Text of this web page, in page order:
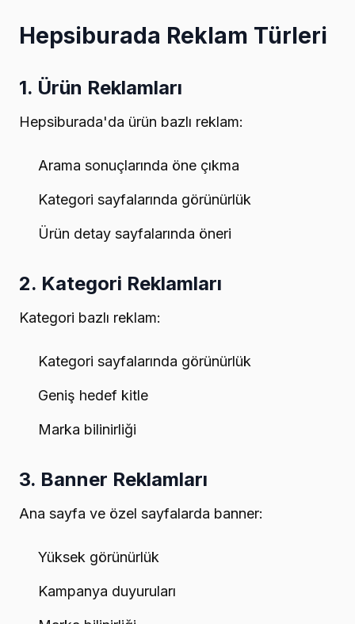
Hepsiburada Reklam Türleri
1. Ürün Reklamları
Hepsiburada'da ürün bazlı reklam:
Arama sonuçlarında öne çıkma
Kategori sayfalarında görünürlük
Ürün detay sayfalarında öneri
2. Kategori Reklamları
Kategori bazlı reklam:
Kategori sayfalarında görünürlük
Geniş hedef kitle
Marka bilinirliği
3. Banner Reklamları
Ana sayfa ve özel sayfalarda banner:
Yüksek görünürlük
Kampanya duyuruları